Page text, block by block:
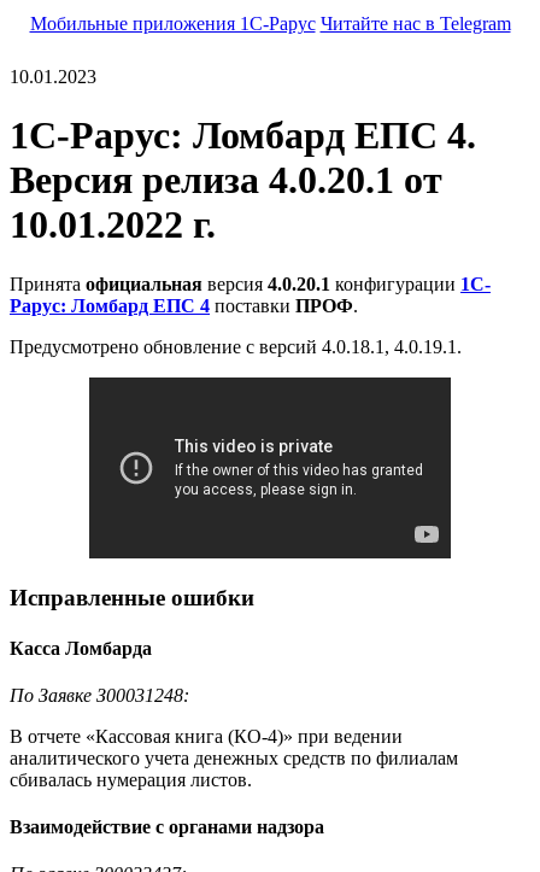
Мобильные приложения 1С-Рарус Читайте нас в Telegram
10.01.2023
1С-Рарус: Ломбард ЕПС 4.
Версия релиза 4.0.20.1 от
10.01.2022 г.
Принята официальная версия 4.0.20.1 конфигурации 1С-
Рарус: Ломбард ЕПС 4 поставки ПРОФ.
Предусмотрено обновление с версий 4.0.18.1, 4.0.19.1.
Исправленные ошибки
Касса Ломбарда
По Заявке З00031248:
В отчете «Кассовая книга (КО-4)» при ведении
аналитического учета денежных средств по филиалам
сбивалась нумерация листов.
Взаимодействие с органами надзора